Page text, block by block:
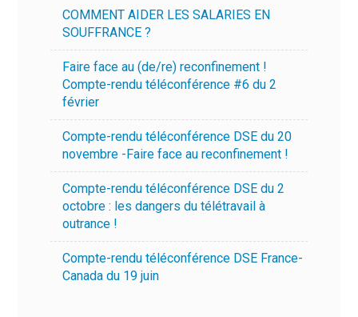
COMMENT AIDER LES SALARIES EN
SOUFFRANCE ?
Faire face au (de/re) reconfinement !
Compte-rendu téléconférence #6 du 2
février
Compte-rendu téléconférence DSE du 20
novembre -Faire face au reconfinement !
Compte-rendu téléconférence DSE du 2
octobre : les dangers du télétravail à
outrance !
Compte-rendu téléconférence DSE France-
Canada du 19 juin